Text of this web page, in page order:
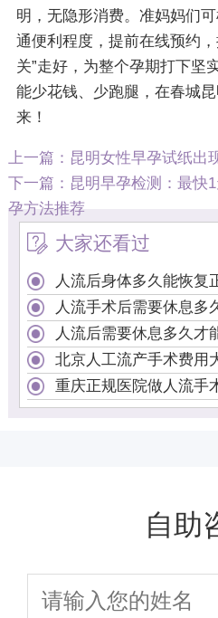
明，无隐形消费。准妈妈们
通便利程度，提前在线预约
关”走好，为整个孕期打下坚
能少花钱、少跑腿，在春城
来！
上一篇： 昆明女性早孕试纸出
下一篇： 昆明早孕检测：最快
孕方法推荐
大家还看过
人流后身体多久能恢复
人流手术后需要休息多
人流后需要休息多久才
北京人工流产手术费用
重庆正规医院做人流手
自助